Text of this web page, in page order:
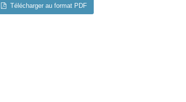
Télécharger au format PDF